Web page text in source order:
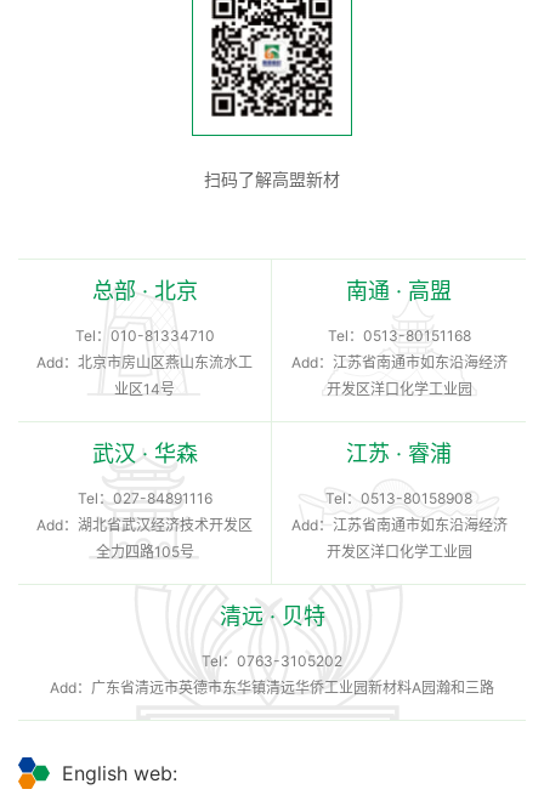
扫码了解高盟新材
总部 · 北京
Tel： 010-81334710
Add：北京市房山区燕山东流水工
业区14号
南通 · 高盟
Tel： 0513-80151168
Add：江苏省南通市如东沿海经济
开发区洋口化学工业园
武汉 · 华森
Tel： 027-84891116
Add：湖北省武汉经济技术开发区
全力四路105号
江苏 · 睿浦
Tel： 0513-80158908
Add：江苏省南通市如东沿海经济
开发区洋口化学工业园
清远 · 贝特
Tel： 0763-3105202
Add：广东省清远市英德市东华镇清远华侨工业园新材料A园瀚和三路
English web: